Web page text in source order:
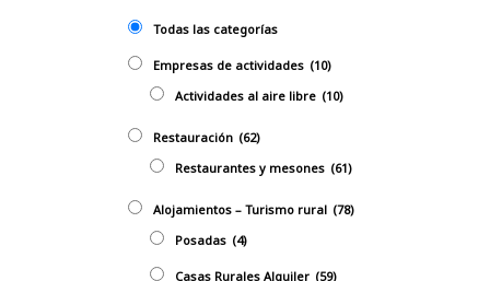
Todas las categorías
Empresas de actividades (10)
Actividades al aire libre (10)
Restauración (62)
Restaurantes y mesones (61)
Alojamientos – Turismo rural (78)
Posadas (4)
Casas Rurales Alquiler (59)